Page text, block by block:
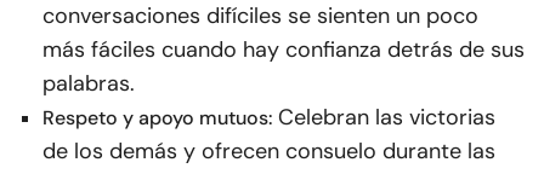
conversaciones difíciles se sienten un poco
más fáciles cuando hay confianza detrás de sus
palabras.
Respeto y apoyo mutuos: Celebran las victorias
de los demás y ofrecen consuelo durante las